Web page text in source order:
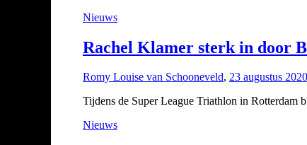
Nieuws
Rachel Klamer sterk in door
Romy Louise van Schooneveld, 23 augustus 2020
Tijdens de Super League Triathlon in Rotterdam
Nieuws